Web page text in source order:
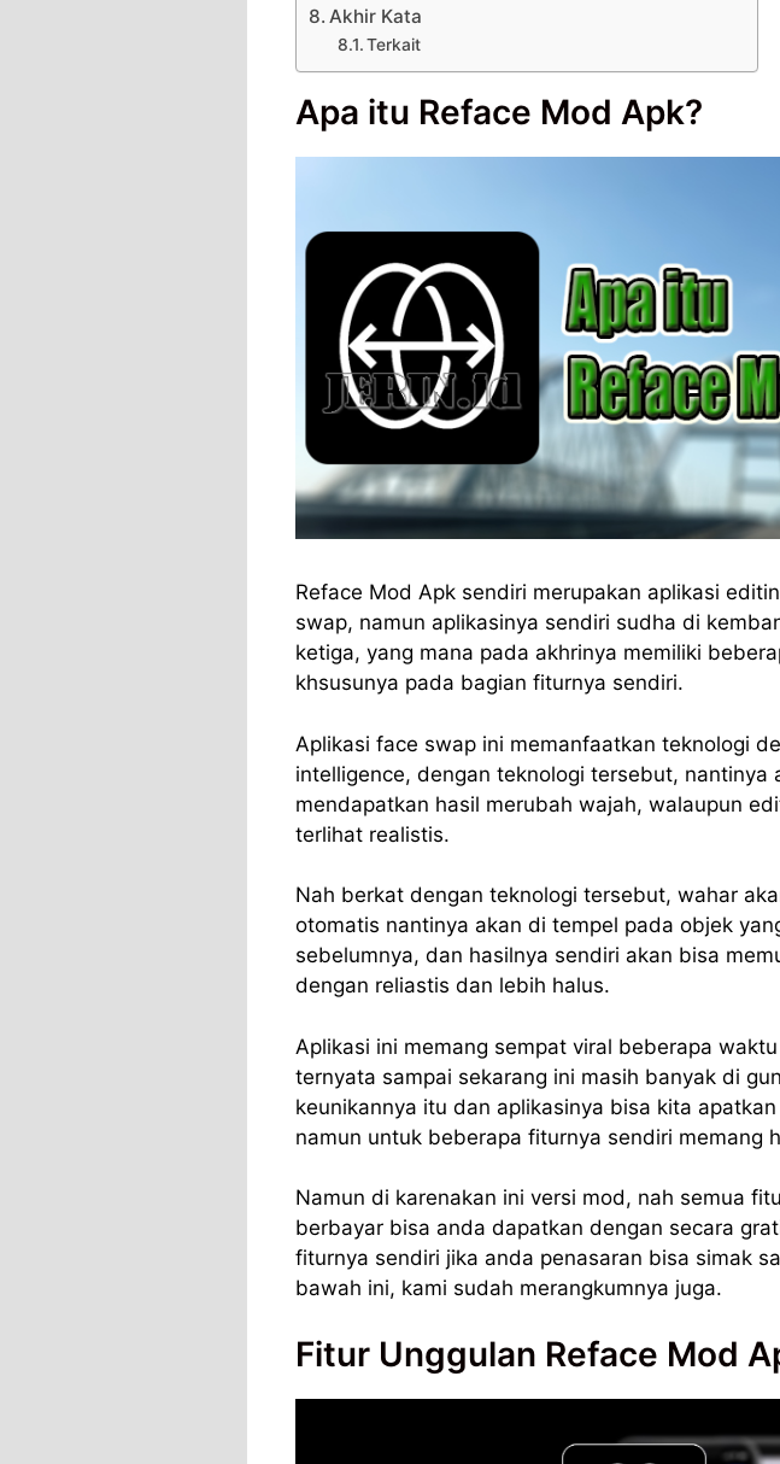
Akhir Kata
Terkait
Apa itu Reface Mod Apk?
Reface Mod Apk sendiri merupakan aplikasi
swap, namun aplikasinya sendiri sudha di
ketiga, yang mana pada akhrinya memiliki
khsusunya pada bagian fiturnya sendiri.
Aplikasi face swap ini memanfaatkan teknologi
intelligence, dengan teknologi tersebut, nantinya
mendapatkan hasil merubah wajah, walaupun
terlihat realistis.
Nah berkat dengan teknologi tersebut, wahar
otomatis nantinya akan di tempel pada objek
sebelumnya, dan hasilnya sendiri akan bisa
dengan reliastis dan lebih halus.
Aplikasi ini memang sempat viral beberapa
ternyata sampai sekarang ini masih banyak di
keunikannya itu dan aplikasinya bisa kita
namun untuk beberapa fiturnya sendiri memang
Namun di karenakan ini versi mod, nah semua
berbayar bisa anda dapatkan dengan secara
fiturnya sendiri jika anda penasaran bisa simak
bawah ini, kami sudah merangkumnya juga.
Fitur Unggulan Reface Mod